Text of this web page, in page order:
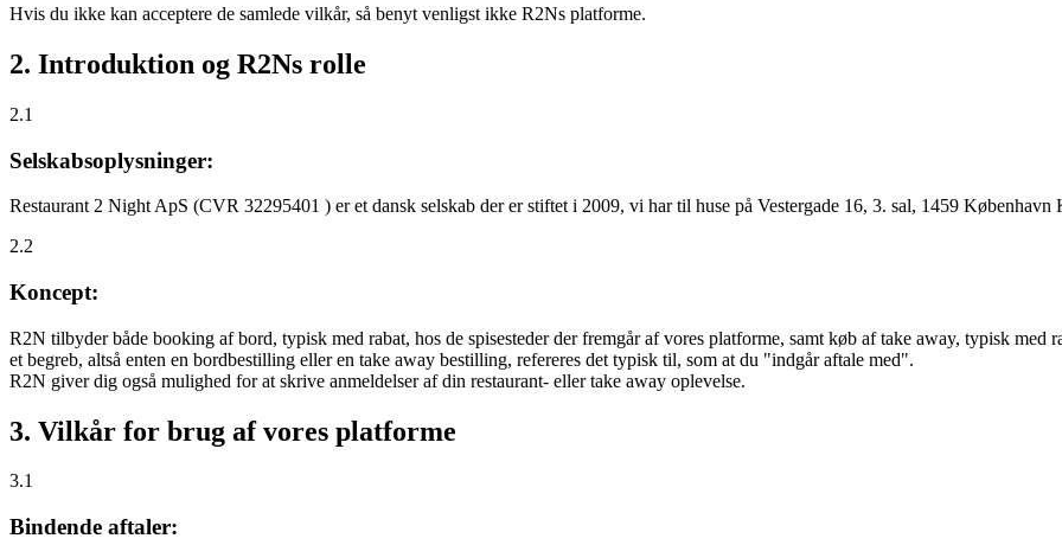
Hvis du ikke kan acceptere de samlede vilkår, så benyt venligst ikke R2Ns platforme.
2. Introduktion og R2Ns rolle
2.1
Selskabsoplysninger:
Restaurant 2 Night ApS (CVR 32295401 ) er et dansk selskab der er stiftet i 2009, vi har til huse på Vestergade 16, 3. sal, 1459 København
2.2
Koncept:
R2N tilbyder både booking af bord, typisk med rabat, hos de spisesteder der fremgår af vores platforme, samt køb af take away, typisk med
et begreb, altså enten en bordbestilling eller en take away bestilling, refereres det typisk til, som at du "indgår aftale med".
R2N giver dig også mulighed for at skrive anmeldelser af din restaurant- eller take away oplevelse.
3. Vilkår for brug af vores platforme
3.1
Bindende aftaler: